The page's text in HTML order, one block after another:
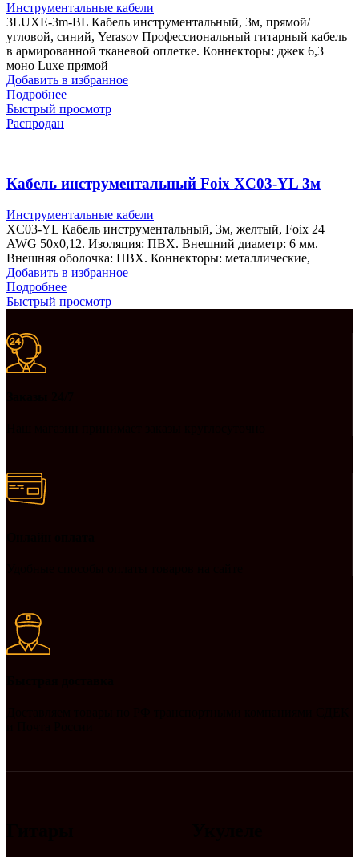
Инструментальные кабели
3LUXE-3m-BL Кабель инструментальный, 3м, прямой/
угловой, синий, Yerasov Профессиональный гитарный кабель
в армированной тканевой оплетке. Коннекторы: джек 6,3
моно Luxe прямой
Добавить в избранное
Подробнее
Быстрый просмотр
Распродан
Кабель инструментальный Foix XC03-YL 3м
Инструментальные кабели
XC03-YL Кабель инструментальный, 3м, желтый, Foix 24
AWG 50х0,12. Изоляция: ПВХ. Внешний диаметр: 6 мм.
Внешняя оболочка: ПВХ. Коннекторы: металлические,
Добавить в избранное
Подробнее
Быстрый просмотр